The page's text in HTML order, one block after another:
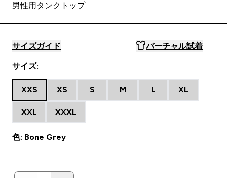
男性用タンクトップ
サイズガイド バーチャル試着
サイズ:
XXS XS S M L XL
XXL XXXL
色: Bone Grey